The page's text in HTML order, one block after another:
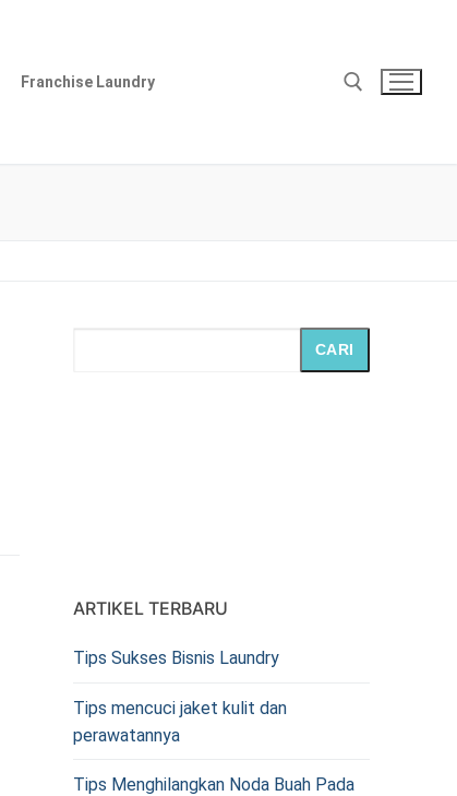
Franchise Laundry
CARI
ARTIKEL TERBARU
Tips Sukses Bisnis Laundry
Tips mencuci jaket kulit dan
perawatannya
Tips Menghilangkan Noda Buah Pada